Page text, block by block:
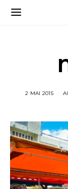
2 MAI 2015